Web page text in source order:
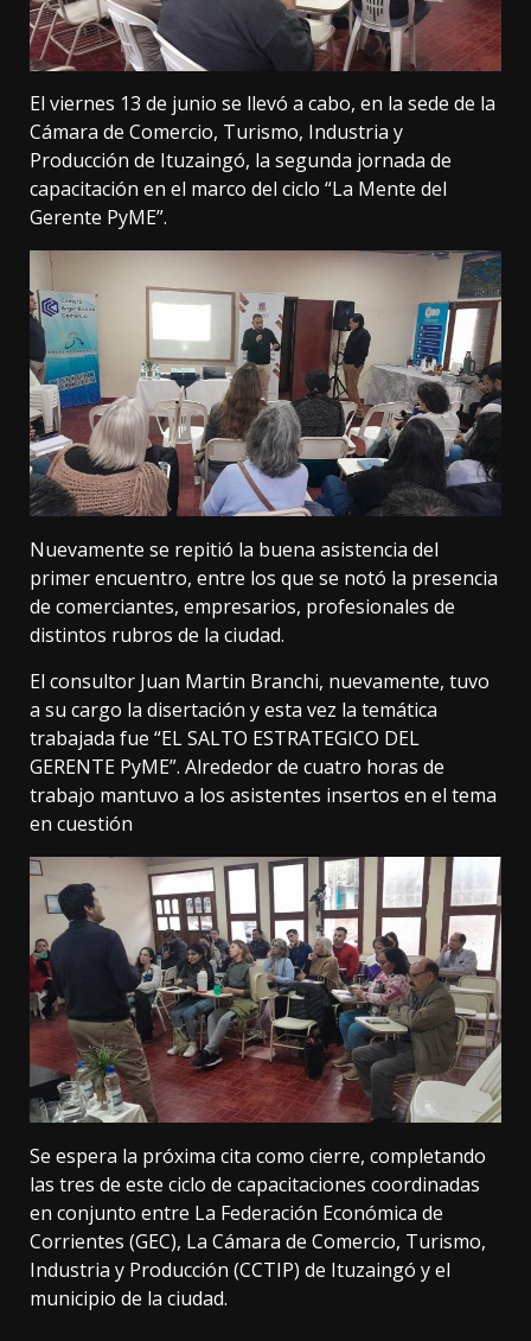
El viernes 13 de junio se llevó a cabo, en la sede de la
Cámara de Comercio, Turismo, Industria y
Producción de Ituzaingó, la segunda jornada de
capacitación en el marco del ciclo “La Mente del
Gerente PyME”.
Nuevamente se repitió la buena asistencia del
primer encuentro, entre los que se notó la presencia
de comerciantes, empresarios, profesionales de
distintos rubros de la ciudad.
El consultor Juan Martin Branchi, nuevamente, tuvo
a su cargo la disertación y esta vez la temática
trabajada fue “EL SALTO ESTRATEGICO DEL
GERENTE PyME”. Alrededor de cuatro horas de
trabajo mantuvo a los asistentes insertos en el tema
en cuestión
Se espera la próxima cita como cierre, completando
las tres de este ciclo de capacitaciones coordinadas
en conjunto entre La Federación Económica de
Corrientes (GEC), La Cámara de Comercio, Turismo,
Industria y Producción (CCTIP) de Ituzaingó y el
municipio de la ciudad.